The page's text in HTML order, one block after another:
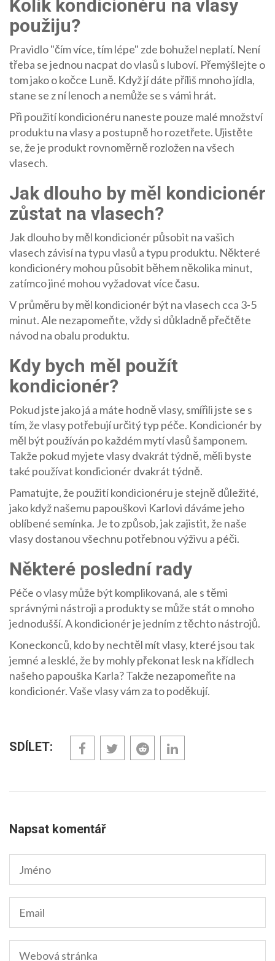
Kolik kondicionéru na vlasy
použiju?
Pravidlo "čím více, tím lépe" zde bohužel neplatí. Není
třeba se jednou nacpat do vlasů s luboví. Přemýšlejte o
tom jako o kočce Luně. Když jí dáte příliš mnoho jídla,
stane se z ní lenoch a nemůže se s vámi hrát.
Při použití kondicionéru naneste pouze malé množství
produktu na vlasy a postupně ho rozetřete. Ujistěte
se, že je produkt rovnoměrně rozložen na všech
vlasech.
Jak dlouho by měl kondicionér
zůstat na vlasech?
Jak dlouho by měl kondicionér působit na vašich
vlasech závisí na typu vlasů a typu produktu. Některé
kondicionéry mohou působit během několika minut,
zatímco jiné mohou vyžadovat více času.
V průměru by měl kondicionér být na vlasech cca 3-5
minut. Ale nezapomeňte, vždy si důkladně přečtěte
návod na obalu produktu.
Kdy bych měl použít
kondicionér?
Pokud jste jako já a máte hodně vlasy, smířili jste se s
tím, že vlasy potřebují určitý typ péče. Kondicionér by
měl být používán po každém mytí vlasů šamponem.
Takže pokud myjete vlasy dvakrát týdně, měli byste
také používat kondicionér dvakrát týdně.
Pamatujte, že použití kondicionéru je stejně důležité,
jako když našemu papouškovi Karlovi dáváme jeho
oblíbené semínka. Je to způsob, jak zajistit, že naše
vlasy dostanou všechnu potřebnou výživu a péči.
Některé poslední rady
Péče o vlasy může být komplikovaná, ale s těmi
správnými nástroji a produkty se může stát o mnoho
jednodušší. A kondicionér je jedním z těchto nástrojů.
Koneckonců, kdo by nechtěl mít vlasy, které jsou tak
jemné a lesklé, že by mohly překonat lesk na křídlech
našeho papouška Karla? Takže nezapomeňte na
kondicionér. Vaše vlasy vám za to poděkují.
SDÍLET:
Napsat komentář